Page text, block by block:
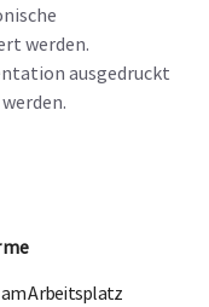
werden.
ausgedruckt
Arbeitsplatz